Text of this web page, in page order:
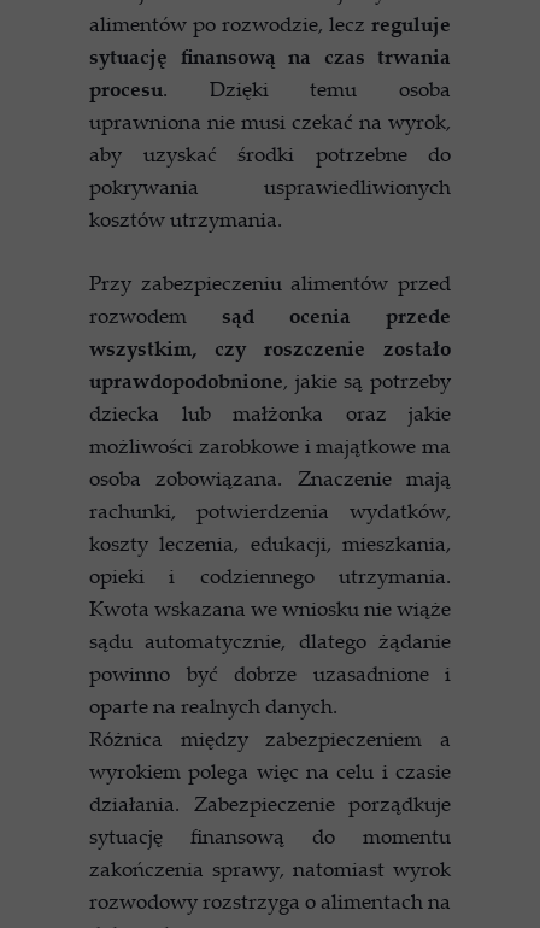
alimentów po rozwodzie, lecz reguluje
sytuację finansową na czas trwania
procesu. Dzięki temu osoba
uprawniona nie musi czekać na wyrok,
aby uzyskać środki potrzebne do
pokrywania usprawiedliwionych
kosztów utrzymania.
Przy zabezpieczeniu alimentów przed
rozwodem sąd ocenia przede
wszystkim, czy roszczenie zostało
uprawdopodobnione, jakie są potrzeby
dziecka lub małżonka oraz jakie
możliwości zarobkowe i majątkowe ma
osoba zobowiązana. Znaczenie mają
rachunki, potwierdzenia wydatków,
koszty leczenia, edukacji, mieszkania,
opieki i codziennego utrzymania.
Kwota wskazana we wniosku nie wiąże
sądu automatycznie, dlatego żądanie
powinno być dobrze uzasadnione i
oparte na realnych danych.
Różnica między zabezpieczeniem a
wyrokiem polega więc na celu i czasie
działania. Zabezpieczenie porządkuje
sytuację finansową do momentu
zakończenia sprawy, natomiast wyrok
rozwodowy rozstrzyga o alimentach na